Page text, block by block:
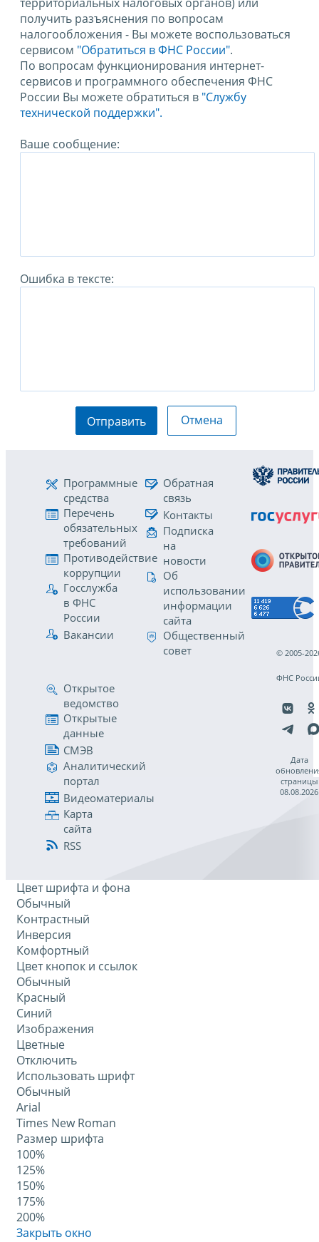
территориальных налоговых органов) или
получить разъяснения по вопросам
налогообложения - Вы можете воспользоваться
сервисом "Обратиться в ФНС России".
По вопросам функционирования интернет-
сервисов и программного обеспечения ФНС
России Вы можете обратиться в "Службу
технической поддержки".
Ваше сообщение:
Ошибка в тексте:
Отправить Отмена
Программные
средства
Перечень
обязательных
требований
Противодействие
коррупции
Госслужба
в ФНС
России
Вакансии
Обратная
связь
Контакты
Подписка
на
новости
Об
использовании
информации
сайта
Общественный
совет
Открытое
ведомство
Открытые
данные
СМЭВ
Аналитический
портал
Видеоматериалы
Карта
сайта
RSS
© 2005-
ФНС
Дата
страницы
08.08.2026
Цвет шрифта и фона
Обычный
Контрастный
Инверсия
Комфортный
Цвет кнопок и ссылок
Обычный
Красный
Синий
Изображения
Цветные
Отключить
Использовать шрифт
Обычный
Arial
Times New Roman
Размер шрифта
100%
125%
150%
175%
200%
Закрыть окно